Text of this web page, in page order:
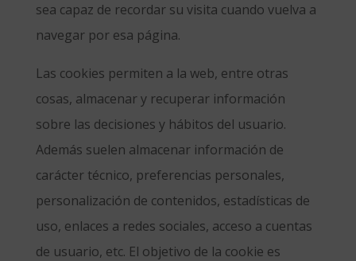
sea capaz de recordar su visita cuando vuelva a
navegar por esa página.
Las cookies permiten a la web, entre otras
cosas, almacenar y recuperar información
sobre las decisiones y hábitos del usuario.
Además suelen almacenar información de
carácter técnico, preferencias personales,
personalización de contenidos, estadísticas de
uso, enlaces a redes sociales, acceso a cuentas
de usuario, etc. El objetivo de la cookie es